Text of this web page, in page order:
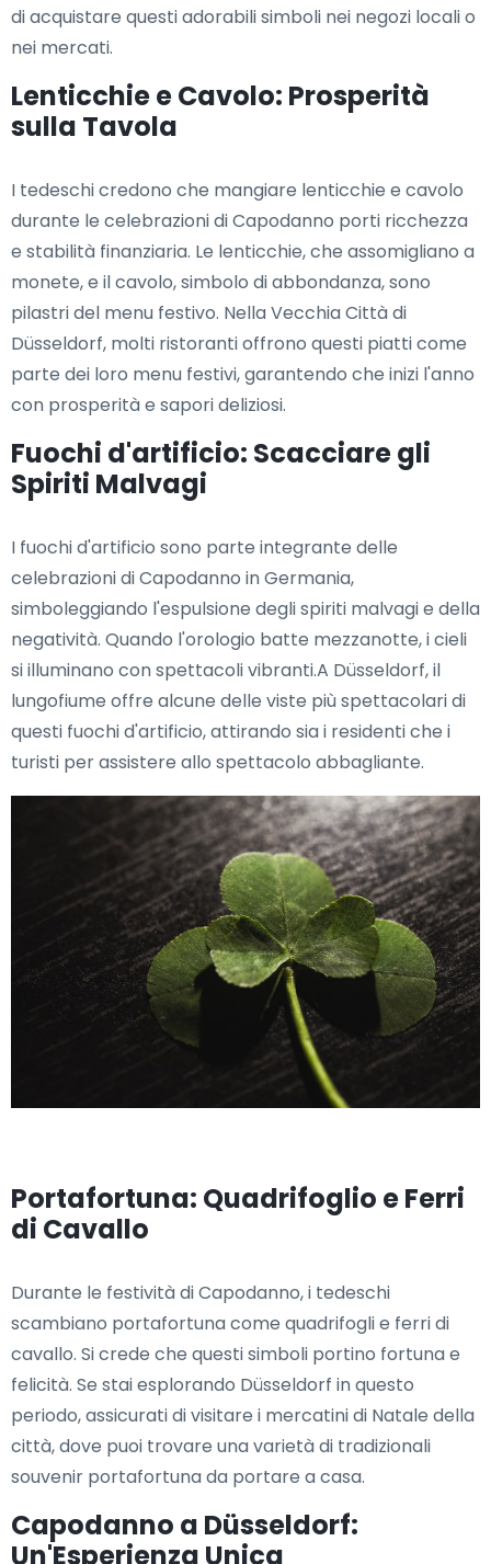
di acquistare questi adorabili simboli nei negozi locali o
nei mercati.
Lenticchie e Cavolo: Prosperità
sulla Tavola
I tedeschi credono che mangiare lenticchie e cavolo
durante le celebrazioni di Capodanno porti ricchezza
e stabilità finanziaria. Le lenticchie, che assomigliano a
monete, e il cavolo, simbolo di abbondanza, sono
pilastri del menu festivo. Nella Vecchia Città di
Düsseldorf, molti ristoranti offrono questi piatti come
parte dei loro menu festivi, garantendo che inizi l'anno
con prosperità e sapori deliziosi.
Fuochi d'artificio: Scacciare gli
Spiriti Malvagi
I fuochi d'artificio sono parte integrante delle
celebrazioni di Capodanno in Germania,
simboleggiando l'espulsione degli spiriti malvagi e della
negatività. Quando l'orologio batte mezzanotte, i cieli
si illuminano con spettacoli vibranti.A Düsseldorf, il
lungofiume offre alcune delle viste più spettacolari di
questi fuochi d'artificio, attirando sia i residenti che i
turisti per assistere allo spettacolo abbagliante.
Portafortuna: Quadrifoglio e Ferri
di Cavallo
Durante le festività di Capodanno, i tedeschi
scambiano portafortuna come quadrifogli e ferri di
cavallo. Si crede che questi simboli portino fortuna e
felicità. Se stai esplorando Düsseldorf in questo
periodo, assicurati di visitare i mercatini di Natale della
città, dove puoi trovare una varietà di tradizionali
souvenir portafortuna da portare a casa.
Capodanno a Düsseldorf:
Un'Esperienza Unica